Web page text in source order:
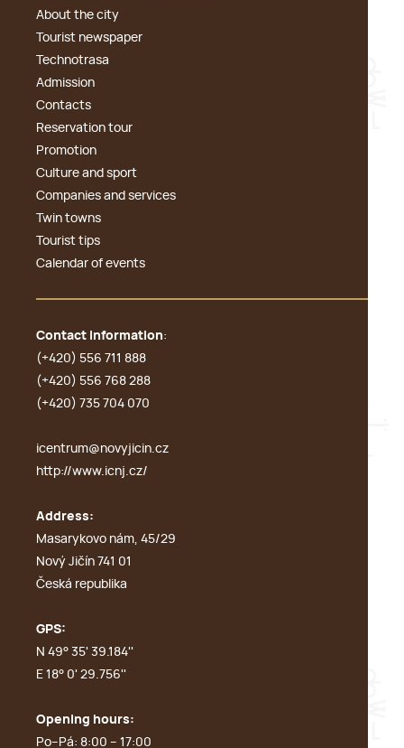
About the city
Tourist newspaper
Technotrasa
Admission
Contacts
Reservation tour
Promotion
Culture and sport
Companies and services
Twin towns
Tourist tips
Calendar of events
Contact information:
(+420) 556 711 888
(+420) 556 768 288
(+420) 735 704 070
icentrum@novyjicin.cz
http://www.icnj.cz/
Address:
Masarykovo nám, 45/29
Nový Jičín 741 01
Česká republika
GPS:
N 49° 35' 39.184''
E 18° 0' 29.756''
Opening hours:
Po–Pá: 8:00 – 17:00